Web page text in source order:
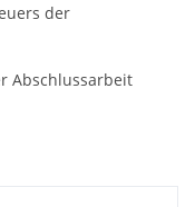
der
Abschlussarbeit